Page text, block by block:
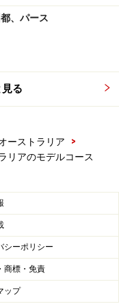
、パース
る
ーストラリア
>
リアのモデルコース
シーポリシー
商標・免責
ップ